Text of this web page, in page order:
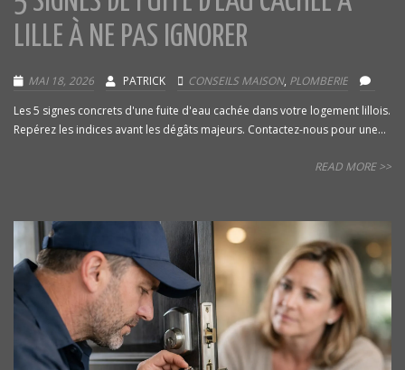
LILLE À NE PAS IGNORER
MAI 18, 2026 PATRICK CONSEILS MAISON, PLOMBERIE
Les 5 signes concrets d'une fuite d'eau cachée dans votre logement lillois.
Repérez les indices avant les dégâts majeurs. Contactez-nous pour une...
READ MORE >>